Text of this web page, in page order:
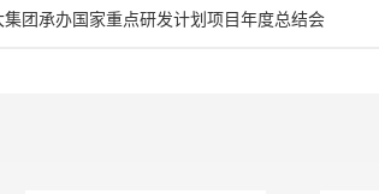
团承办国家重点研发计划项目年度总结会